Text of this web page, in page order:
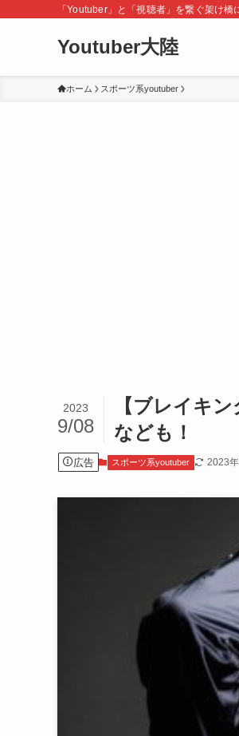
「Youtuber」と「視聴者」を繋ぐ架け橋
Youtuber大陸
ホーム スポーツ系youtuber
【ブレイキ
なども！
2023
9/08
広告 スポーツ系youtuber 2023